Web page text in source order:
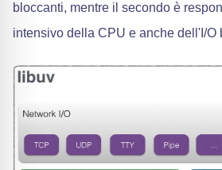
bloccanti, mentre il secondo è
intensivo della CPU e anche dell'I/O